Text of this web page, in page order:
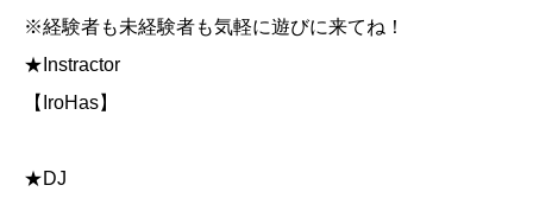
※経験者も未経験者も気軽に遊びに来てね！
★Instractor
【IroHas】
★DJ